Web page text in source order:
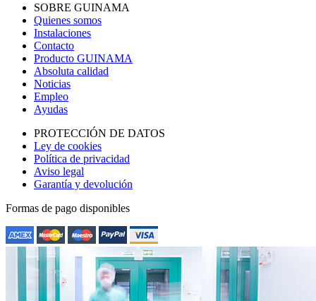
SOBRE GUINAMA
Quienes somos
Instalaciones
Contacto
Producto GUINAMA
Absoluta calidad
Noticias
Empleo
Ayudas
PROTECCIÓN DE DATOS
Ley de cookies
Política de privacidad
Aviso legal
Garantía y devolución
Formas de pago disponibles